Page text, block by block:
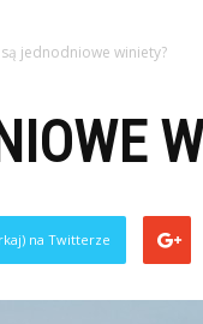
są jednodniowe winiety?
na Twitterze